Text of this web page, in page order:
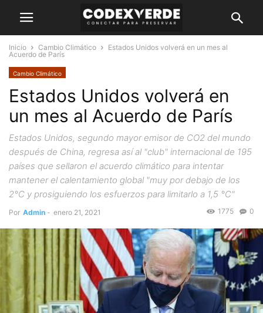
Inicio Cambio Climático
Estados Unidos volverá en un mes al
Acuerdo de París
Cambio Climático
Estados Unidos volverá en
un mes al Acuerdo de París
Estados Unidos, segundo mayor emisor de CO2 del mundo
después de China, regresa así al "club" internacional de 195
países que sellaron el acuerdo climático para intentar
mantener el calentamiento global "muy por debajo de los
2°C y prosiguiendo los esfuerzos para limitarlo a 1,5 °C"
Por Admin - enero 21, 2021 0
1775